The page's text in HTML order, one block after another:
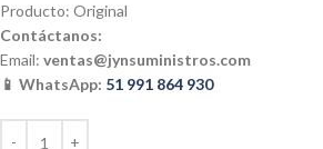
Producto: Original
Contáctanos:
Email: ventas@jynsuministros.com
📱 WhatsApp: 51 991 864 930